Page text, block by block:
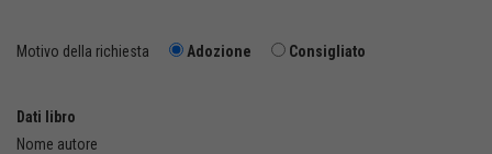
Motivo della richiesta Adozione Consigliato
Dati libro
Nome autore